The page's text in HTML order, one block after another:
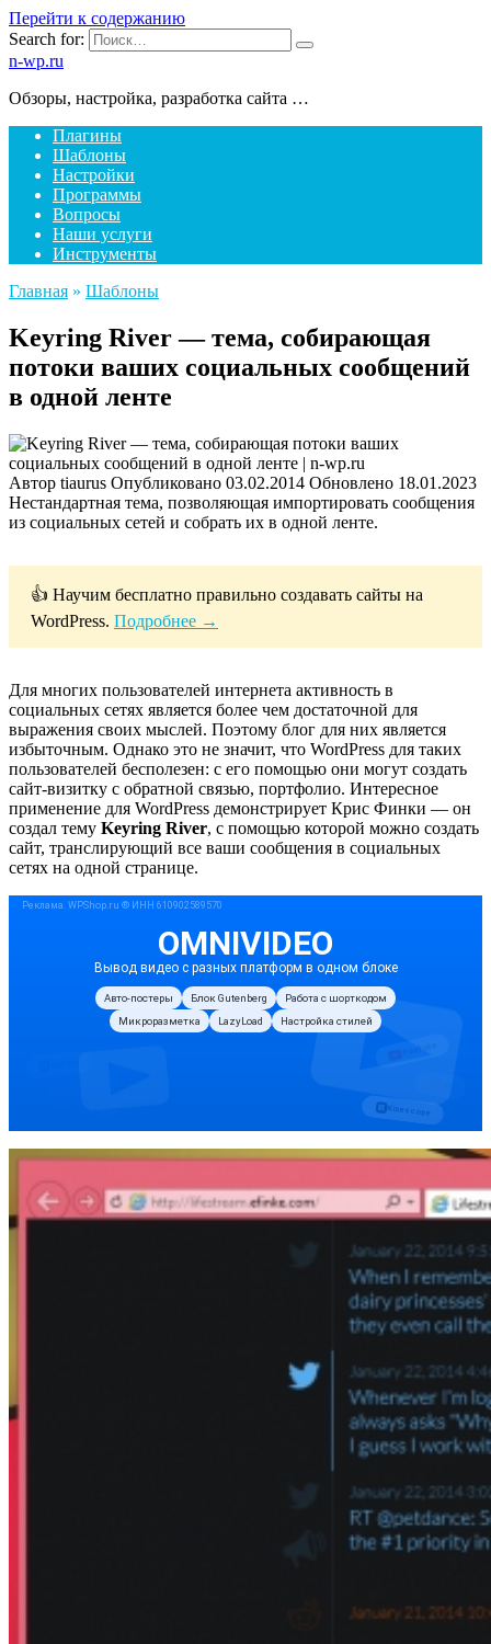
Перейти к содержанию
Search for:
n-wp.ru
Обзоры, настройка, разработка сайта …
Плагины
Шаблоны
Настройки
Программы
Вопросы
Наши услуги
Инструменты
Главная » Шаблоны
Keyring River — тема, собирающая
потоки ваших социальных сообщений
в одной ленте
Автор tiaurus Опубликовано 03.02.2014 Обновлено 18.01.2023
Нестандартная тема, позволяющая импортировать сообщения
из социальных сетей и собрать их в одной ленте.
👍 Научим бесплатно правильно создавать сайты на
WordPress. Подробнее →
Для многих пользователей интернета активность в
социальных сетях является более чем достаточной для
выражения своих мыслей. Поэтому блог для них является
избыточным. Однако это не значит, что WordPress для таких
пользователей бесполезен: с его помощью они могут создать
сайт-визитку с обратной связью, портфолио. Интересное
применение для WordPress демонстрирует Крис Финки — он
создал тему Keyring River, с помощью которой можно создать
сайт, транслирующий все ваши сообщения в социальных
сетях на одной странице.